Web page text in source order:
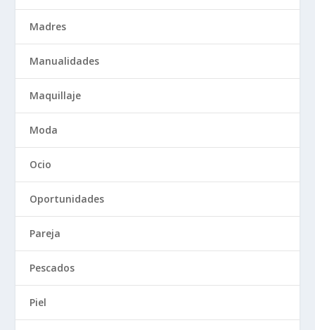
Madres
Manualidades
Maquillaje
Moda
Ocio
Oportunidades
Pareja
Pescados
Piel